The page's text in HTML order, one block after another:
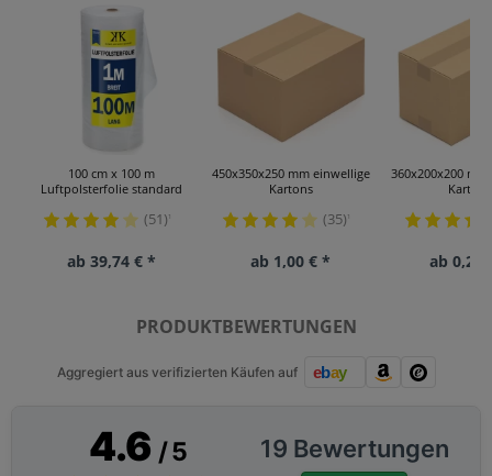
100 cm x 100 m
Luftpolsterfolie standard
(51)¹
ab 39,74 € *
450x350x250 mm einwellige
Kartons
(35)¹
ab 1,00 € *
360x200x200
Kartons
ab 0,25
PRODUKTBEWERTUNGEN
Aggregiert aus verifizierten Käufen auf
4.6 / 5 19 Bewertungen